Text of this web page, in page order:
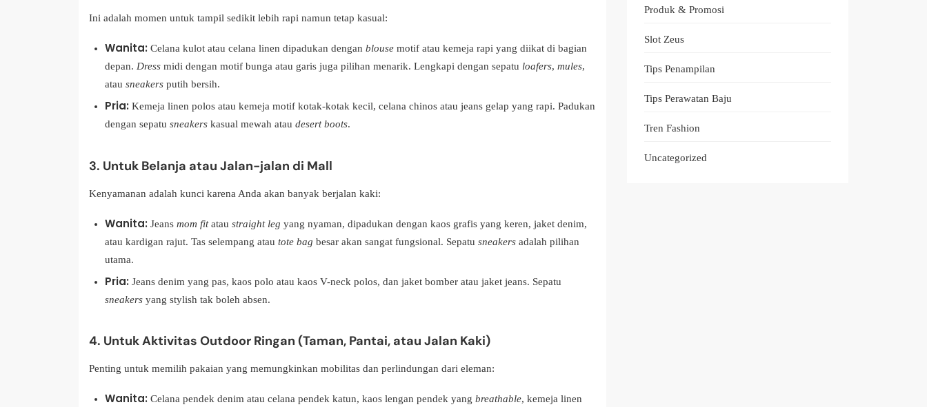
Ini adalah momen untuk tampil sedikit lebih rapi namun tetap kasual:
Wanita: Celana kulot atau celana linen dipadukan dengan blousemotif atau kemeja rapi yang diikat di bagian
depan. Dressmidi dengan motif bunga atau garis juga pilihan menarik. Lengkapi dengan sepatu loafers, mules,
atau sneakersputih bersih.
Pria: Kemeja linen polos atau kemeja motif kotak-kotak kecil, celana chinos atau jeans gelap yang rapi. Padukan
dengan sepatu sneakerskasual mewah atau desert boots.
3. Untuk Belanja atau Jalan-jalan di Mall
Kenyamanan adalah kunci karena Anda akan banyak berjalan kaki:
Wanita: Jeans mom fitatau straight leg yang nyaman, dipadukan dengan kaos grafis yang keren, jaket denim,
atau kardigan rajut. Tas selempang atau tote bag besar akan sangat fungsional. Sepatu sneakersadalah pilihan
utama.
Pria: Jeans denim yang pas, kaos polo atau kaos V-neck polos, dan jaket bomber atau jaket jeans. Sepatu
sneakersyang stylish tak boleh absen.
4. Untuk Aktivitas Outdoor Ringan (Taman, Pantai, atau Jalan Kaki)
Penting untuk memilih pakaian yang memungkinkan mobilitas dan perlindungan dari eleman:
Wanita: Celana pendek denim atau celana pendek katun, kaos lengan pendek yang breathable, kemeja linen
Produk & Promosi
Slot Zeus
Tips Penampilan
Tips Perawatan Baju
Tren Fashion
Uncategorized